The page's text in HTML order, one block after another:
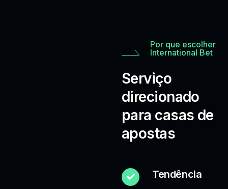
Por que escolher
International Bet
Serviço
direcionado
para casas de
apostas
Tendência